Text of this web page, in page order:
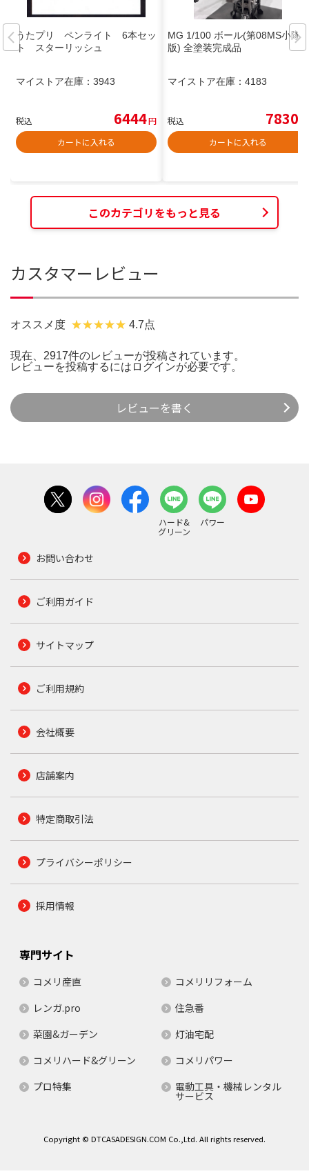
うたプリ ペンライト 6本セッ
ト スターリッシュ
マイストア在庫： 3943
税込 6444円
カートに入れる
MG 1/100 ボール(第08MS小隊
版) 全塗装完成品
マイストア在庫： 4183
税込 7830
カートに入れる
このカテゴリをもっと見る
カスタマーレビュー
オススメ度 4.7点
現在、2917件のレビューが投稿されています。
レビューを投稿するには ログインが必要です。
レビューを書く
ハード&
グリーン
パワー
お問い合わせ
ご利用ガイド
サイトマップ
ご利用規約
会社概要
店舗案内
特定商取引法
プライバシーポリシー
採用情報
専門サイト
コメリ産直
コメリリフォーム
レンガ.pro
住急番
菜園&ガーデン
灯油宅配
コメリハード&グリーン
コメリパワー
プロ特集
電動工具・機械レンタル
サービス
Copyright © DTCASADESIGN.COM Co.,Ltd. All rights reserved.